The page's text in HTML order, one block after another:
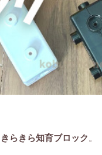
きらきら知育ブロック 。